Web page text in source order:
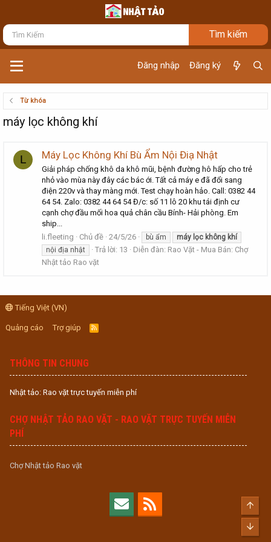
Đăng nhập Đăng ký
Từ khóa
máy lọc không khí
L Máy Lọc Không Khí Bù Ẩm Nội Điạ Nhật
Giải pháp chống khô da khô mũi, bệnh đường hô hấp cho trẻ
nhỏ vào mùa này đây các bác ới. Tất cả máy e đã đổi sang
điện 220v và thay màng mới. Test chạy hoàn hảo. Call: 0382 44
64 54. Zalo: 0382 44 64 54 Đ/c: số 11 lô 20 khu tái định cư
cạnh chợ đầu mối hoa quả chân cầu Bính- Hải phòng. Em
ship...
li.fleeting
Chủ đề 24/5/26 bù ẩm máy lọc không khí
nội địa nhật
Trả lời: 13 Diễn đàn: Rao Vặt - Mua Bán: Chợ
Nhật tảo Rao vặt
Tiếng Việt (VN)
Quảng cáo Trợ giúp
R
S
THÔNG TIN CHUNG
Nhật tảo: Rao vặt trực tuyến miễn phí
CHỢ NHẬT TẢO RAO VẶT - RAO VẶT TRỰC TUYẾN MIỄN
PHÍ
Chợ Nhật tảo Rao vặt
Top